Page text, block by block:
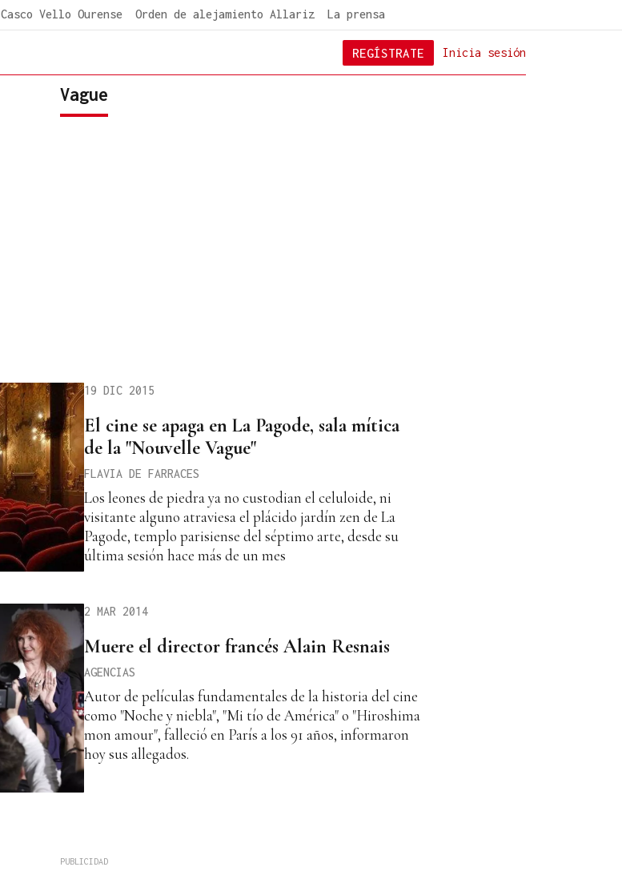
Casco Vello Ourense Orden de alejamiento Allariz La prensa
Inicia sesión
REGÍSTRATE
Vague
19 DIC 2015
El cine se apaga en La Pagode, sala mítica
de la "Nouvelle Vague"
FLAVIA DE FARRACES
Los leones de piedra ya no custodian el celuloide, ni
visitante alguno atraviesa el plácido jardín zen de La
Pagode, templo parisiense del séptimo arte, desde su
última sesión hace más de un mes
2 MAR 2014
Muere el director francés Alain Resnais
AGENCIAS
Autor de películas fundamentales de la historia del cine
como "Noche y niebla", "Mi tío de América" o "Hiroshima
mon amour", falleció en París a los 91 años, informaron
hoy sus allegados.